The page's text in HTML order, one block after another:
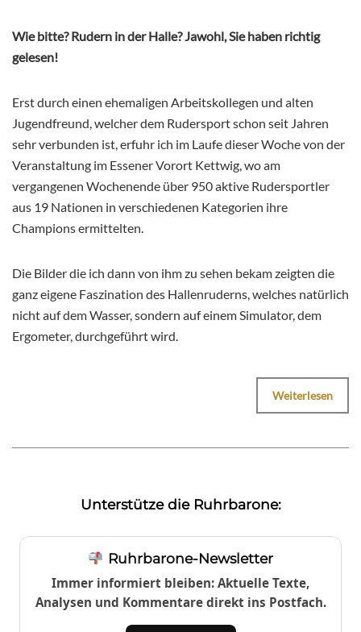
Wie bitte? Rudern in der Halle? Jawohl, Sie haben richtig
gelesen!
Erst durch einen ehemaligen Arbeitskollegen und alten
Jugendfreund, welcher dem Rudersport schon seit Jahren
sehr verbunden ist, erfuhr ich im Laufe dieser Woche von der
Veranstaltung im Essener Vorort Kettwig, wo am
vergangenen Wochenende über 950 aktive Rudersportler
aus 19 Nationen in verschiedenen Kategorien ihre
Champions ermittelten.
Die Bilder die ich dann von ihm zu sehen bekam zeigten die
ganz eigene Faszination des Hallenruderns, welches natürlich
nicht auf dem Wasser, sondern auf einem Simulator, dem
Ergometer, durchgeführt wird.
Weiterlesen
Unterstütze die Ruhrbarone:
Ruhrbarone-Newsletter
Immer informiert bleiben: Aktuelle Texte,
Analysen und Kommentare direkt ins Postfach.